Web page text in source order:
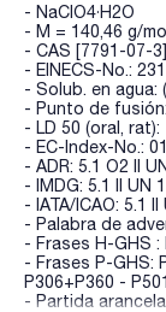
- NaClO4·H2O
- M = 140,46 g/mol
- CAS [7791-07-3]
- EINECS-No.:
- Solub. en agua:
- Punto de
- LD 50 (oral,
- EC-Index-No.:
- ADR: 5.1 O2 II
- IMDG: 5.1 II UN
- IATA/ICAO: 5.1 II
- Palabra de
- Frases H-GHS :
- Frases P-GHS:
P306+P360 -
- Partida